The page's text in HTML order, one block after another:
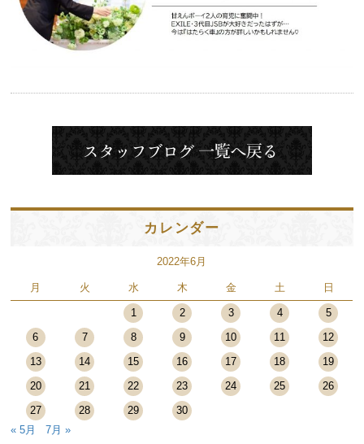
カレンダー
2022年6月
月 火 水 木 金 土 日
1 2 3 4
5
6
7 8 9 10 11
12
13
14 15 16 17 18
19
20
21 22 23 24 25
26
27
28 29
30
« 5月
7月 »